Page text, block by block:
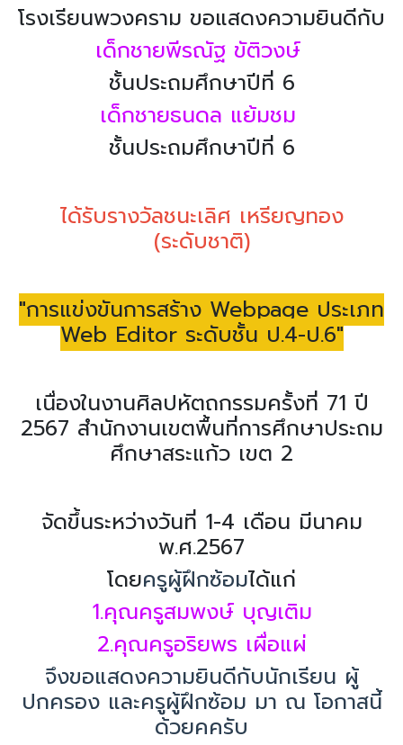
โรงเรียนพวงคราม ขอแสดงความยินดีกับ
เด็กชายพีรณัฐ ขัติวงษ์
ชั้นประถมศึกษาปีที่ 6
เด็กชายธนดล แย้มชม
ชั้นประถมศึกษาปีที่ 6
ได้รับรางวัลชนะเลิศ เหรียญทอง
(ระดับชาติ)
"การแข่งขันการสร้าง Webpage ประเภท
Web Editor ระดับชั้น ป.4-ป.6"
เนื่องในงานศิลปหัตถกรรมครั้งที่ 71 ปี
2567 สำนักงานเขตพื้นที่การศึกษาประถม
ศึกษาสระแก้ว เขต 2
จัดขึ้นระหว่างวันที่ 1-4 เดือน มีนาคม
พ.ศ.2567
โดยครูผู้ฝึกซ้อมได้แก่
1.คุณครูสมพงษ์ บุญเติม
2.คุณครูอริยพร เผื่อแผ่
จึงขอแสดงความยินดีกับนักเรียน ผู้
ปกครอง และครูผู้ฝึกซ้อม มา ณ โอกาสนี้
ด้วยคครับ